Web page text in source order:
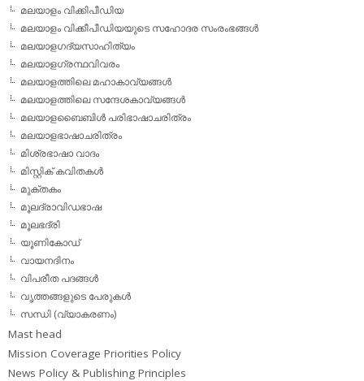
മലയാളം വിക്കിപീഡിയ
മലയാളം വിക്കീപീഡിയയുടെ സഹോദര സംരംഭങ്ങള്‍
മലയാളഗദ്യസാഹിത്യം
മലയാളഗ്രന്ഥവിവരം
മലയാളത്തിലെ മഹാകാവ്യങ്ങള്‍
മലയാളത്തിലെ സന്ദേശകാവ്യങ്ങള്‍
മലയാളബൈബിള്‍ പരിഭാഷാചരിത്രം
മലയാളഭാഷാചരിത്രം
മിശ്രഭാഷാ വാദം
മിസ്റ്റിക് കവിതകള്‍
മുക്തകം
മൂലദ്രാവിഡഭാഷ
മൂലഭദ്രി
യൂണികോഡ്
വായനദിനം
വിപരീത പദങ്ങള്‍
വൃത്തങ്ങളുടെ പേരുകള്‍
സന്ധി (വ്യാകരണം)
Mast head
Mission Coverage Priorities Policy
News Policy & Publishing Principles